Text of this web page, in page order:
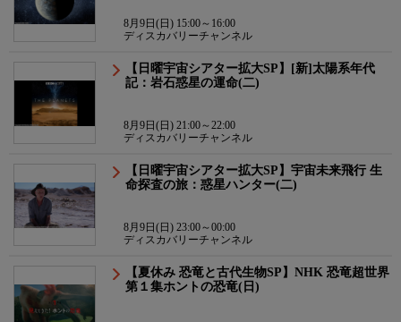
8月9日(日) 15:00～16:00
ディスカバリーチャンネル
【日曜宇宙シアター拡大SP】[新]太陽系年代
記：岩石惑星の運命(二)
8月9日(日) 21:00～22:00
ディスカバリーチャンネル
【日曜宇宙シアター拡大SP】宇宙未来飛行 生
命探査の旅：惑星ハンター(二)
8月9日(日) 23:00～00:00
ディスカバリーチャンネル
【夏休み 恐竜と古代生物SP】NHK 恐竜超世界
第１集ホントの恐竜(日)